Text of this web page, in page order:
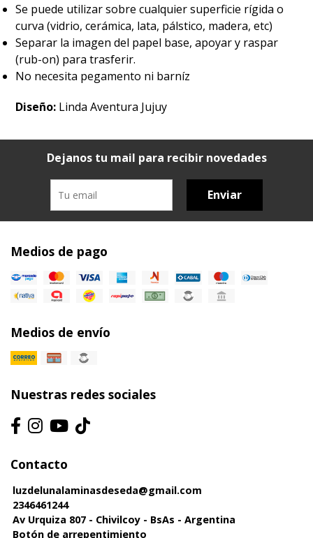
Se puede utilizar sobre cualquier superficie rígida o
curva (vidrio, cerámica, lata, pálstico, madera, etc)
Separar la imagen del papel base, apoyar y raspar
(rub-on) para trasferir.
No necesita pegamento ni barníz
Diseño: Linda Aventura Jujuy
Dejanos tu mail para recibir novedades
Enviar
Medios de pago
Medios de envío
Nuestras redes sociales
Contacto
luzdelunalaminasdeseda@gmail.com
2346461244
Av Urquiza 807 - Chivilcoy - BsAs - Argentina
Botón de arrepentimiento